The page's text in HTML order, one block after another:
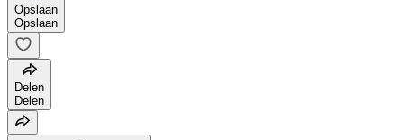
Opslaan
Opslaan
Delen
Delen